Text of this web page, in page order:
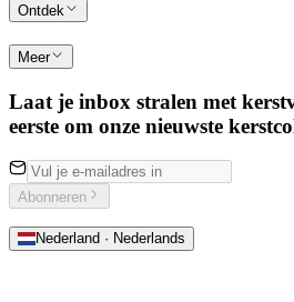
Ontdek
Meer
Laat je inbox stralen met
eerste om onze nieuwste
Abonneren
Nederland · Nederlands